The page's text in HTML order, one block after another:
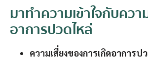
มาทำความเข้าใจกับควา
อาการปวดไหล่
ความเสี่ยงของการเกิดอาการป